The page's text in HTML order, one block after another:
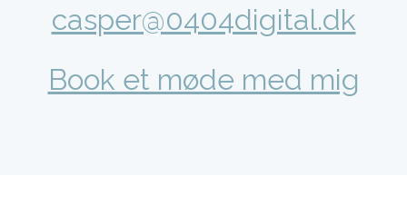
casper@0404digital.dk
Book et møde med mig